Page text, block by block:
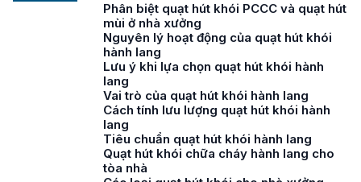
Phân biệt quạt hút khói PCCC và quạt hút
mùi ở nhà xưởng
Nguyên lý hoạt động của quạt hút khói
hành lang
Lưu ý khi lựa chọn quạt hút khói hành
lang
Vai trò của quạt hút khói hành lang
Cách tính lưu lượng quạt hút khói hành
lang
Tiêu chuẩn quạt hút khói hành lang
Quạt hút khói chữa cháy hành lang cho
tòa nhà